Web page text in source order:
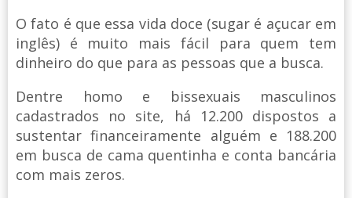
O fato é que essa vida doce (sugar é açucar em
inglês) é muito mais fácil para quem tem
dinheiro do que para as pessoas que a busca.
Dentre homo e bissexuais masculinos
cadastrados no site, há 12.200 dispostos a
sustentar financeiramente alguém e 188.200
em busca de cama quentinha e conta bancária
com mais zeros.